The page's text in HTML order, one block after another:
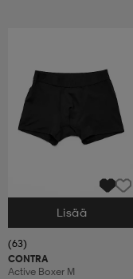
Valitse Koko
Lisää
(63)
CONTRA
Active Boxer M